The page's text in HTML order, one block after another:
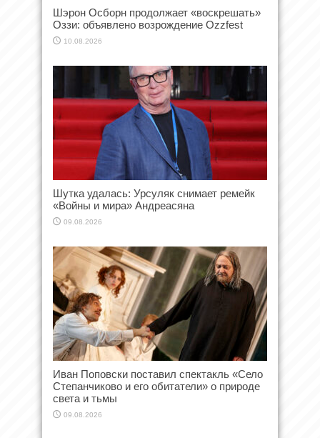
Шэрон Осборн продолжает «воскрешать»
Оззи: объявлено возрождение Ozzfest
10.08.2026
Шутка удалась: Урсуляк снимает ремейк
«Войны и мира» Андреасяна
09.08.2026
Иван Поповски поставил спектакль «Село
Степанчиково и его обитатели» о природе
света и тьмы
09.08.2026